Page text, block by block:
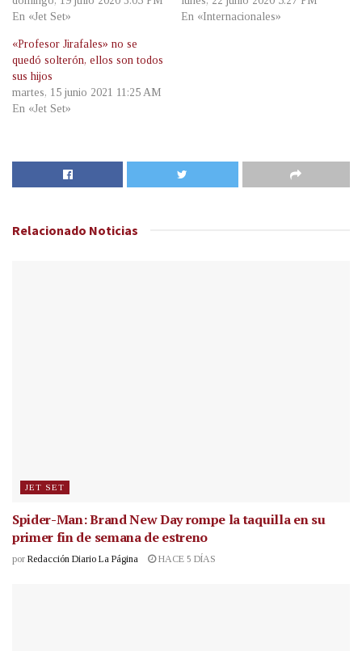
En «Jet Set»
En «Internacionales»
«Profesor Jirafales» no se
quedó solterón, ellos son todos
sus hijos
martes, 15 junio 2021 11:25 AM
En «Jet Set»
Relacionado Noticias
JET SET
Spider-Man: Brand New Day rompe la taquilla en su
primer fin de semana de estreno
por Redacción Diario La Página HACE 5 DÍAS